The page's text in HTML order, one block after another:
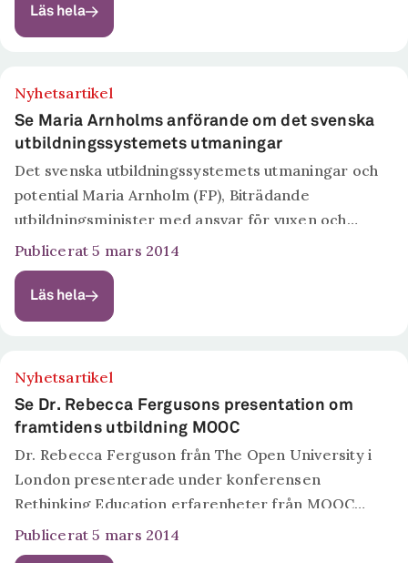
Läs hela
Nyhetsartikel
Se Maria Arnholms anförande om det svenska
utbildningssystemets utmaningar
Det svenska utbildningssystemets utmaningar och
potential Maria Arnholm (FP), Biträdande
utbildningsminister med ansvar för vuxen och
yrkesutbildning, Utbildningsdepartementet, håller
under konferens Rethinking Education ett
anförande om utbildningssystemet utmaningar och
potential. Se hela anförandet här.
Publicerat 5 mars 2014
Läs hela
Nyhetsartikel
Se Dr. Rebecca Fergusons presentation om
framtidens utbildning MOOC
Dr. Rebecca Ferguson från The Open University i
London presenterade under konferensen
Rethinking Education erfarenheter från MOOC
utbildning i Storbritannien. Se hela presentationen
här.
Publicerat 5 mars 2014